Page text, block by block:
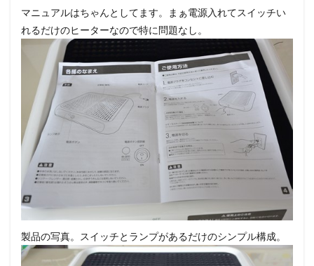
マニュアルはちゃんとしてます。まぁ電源入れてスイッチい
れるだけのヒーターなので特に問題なし。
製品の写真。スイッチとランプがあるだけのシンプル構成。